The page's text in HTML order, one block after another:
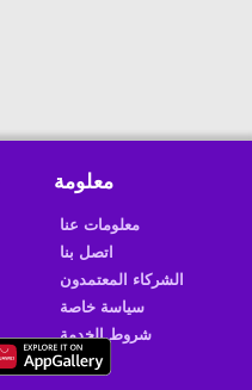
معلومة
معلومات عنا
اتصل بنا
الشركاء المعتمدون
سياسة خاصة
شروط الخدمة